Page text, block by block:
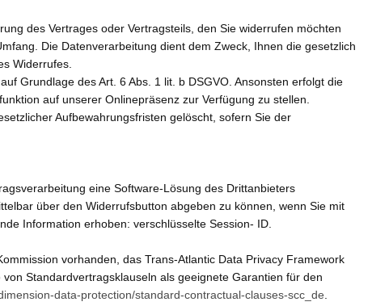
des Vertrages oder Vertragsteils, den Sie widerrufen möchten
Die Datenverarbeitung dient dem Zweck, Ihnen die gesetzlich
Widerrufes.
Grundlage des Art. 6 Abs. 1 lit. b DSGVO. Ansonsten erfolgt die
auf unserer Onlinepräsenz zur Verfügung zu stellen.
Aufbewahrungsfristen gelöscht, sofern Sie der
eine Software-Lösung des Drittanbieters
über den Widerrufsbutton abgeben zu können, wenn Sie mit
Information erhoben: verschlüsselte Session- ID.
vorhanden, das Trans-Atlantic Data Privacy Framework
Standardvertragsklauseln als geeignete Garantien für den
data-protection/standard-contractual-clauses-scc_de